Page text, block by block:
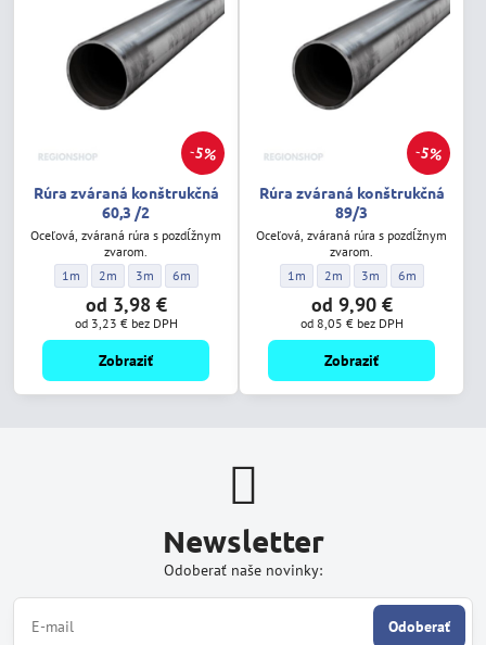
5%
Rúra zváraná konštrukčná
60,3 /2
Oceľová, zváraná rúra s pozdĺžnym
zvarom.
Rúra zváraná konštrukčná 60,3 /2 - Dĺžka:
1m Rúra zváraná konštrukčná 60,3 /2 - Dĺžka:
2m Rúra zváraná konštrukčná 60,3 /2 - Dĺžka:
3m Rúra zváraná konštrukčná 60,3 /2 - Dĺžka:
6m
od 3,98 €
od 3,23 € bez DPH
Zobraziť
5%
Rúra zváraná konštrukčná
89/3
Oceľová, zváraná rúra s pozdĺžnym
zvarom.
Rúra zváraná konštrukčná 89/3 -
1m Rúra zváraná konštrukčná
2m Rúra zváraná
3m Rúra zváraná
6m
od 9,90 €
od 8,05 € bez DPH
Zobraziť
Newsletter
Odoberať naše novinky:
Odoberať